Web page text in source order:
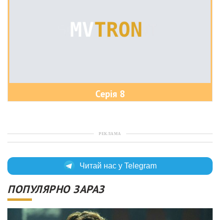
Серія 8
РЕКЛАМА
Читай нас у Telegram
ПОПУЛЯРНО ЗАРАЗ